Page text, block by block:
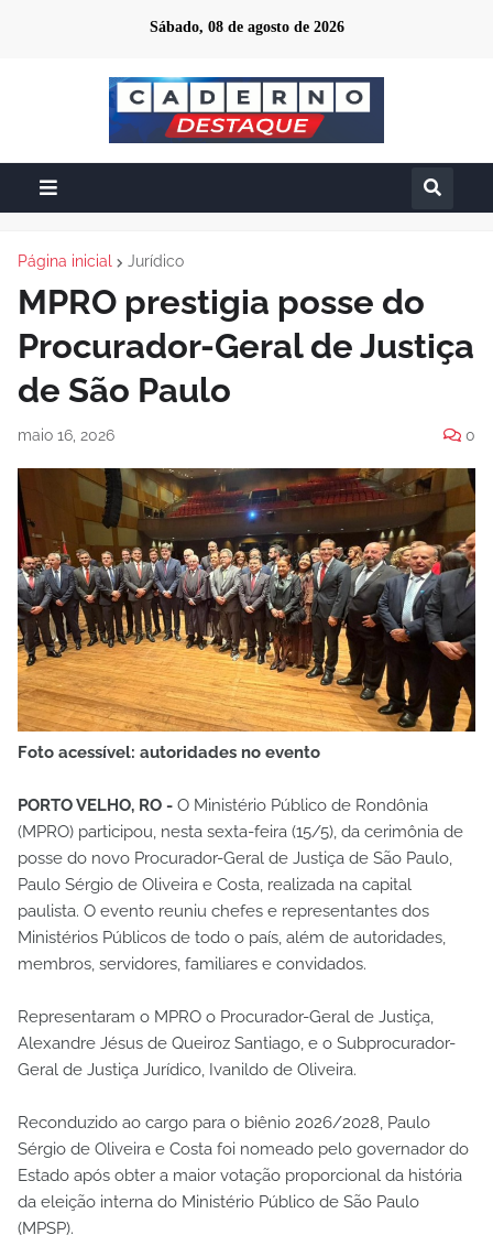
Sábado, 08 de agosto de 2026
Página inicial Jurídico
MPRO prestigia posse do
Procurador-Geral de Justiça
de São Paulo
maio 16, 2026 0
Foto acessível: autoridades no evento
PORTO VELHO, RO - O Ministério Público de Rondônia
(MPRO) participou, nesta sexta-feira (15/5), da cerimônia de
posse do novo Procurador-Geral de Justiça de São Paulo,
Paulo Sérgio de Oliveira e Costa, realizada na capital
paulista. O evento reuniu chefes e representantes dos
Ministérios Públicos de todo o país, além de autoridades,
membros, servidores, familiares e convidados.
Representaram o MPRO o Procurador-Geral de Justiça,
Alexandre Jésus de Queiroz Santiago, e o Subprocurador-
Geral de Justiça Jurídico, Ivanildo de Oliveira.
Reconduzido ao cargo para o biênio 2026/2028, Paulo
Sérgio de Oliveira e Costa foi nomeado pelo governador do
Estado após obter a maior votação proporcional da história
da eleição interna do Ministério Público de São Paulo
(MPSP).